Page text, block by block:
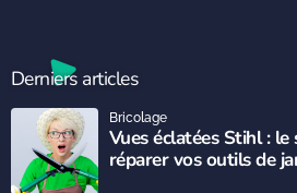
Derniers articles
Vues éclatées Stihl :
réparer vos outils de
Bricolage